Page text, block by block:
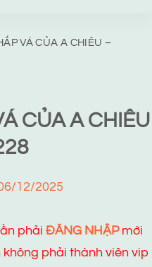
VÁ CỦA A CHIÊU –
CỦA A CHIÊU
12/2025
phải ĐĂNG NHẬPmới
phải thành viên vip